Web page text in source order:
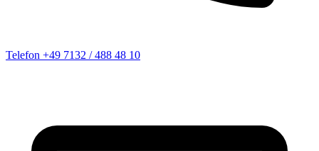
Telefon +49 7132 / 488 48 10